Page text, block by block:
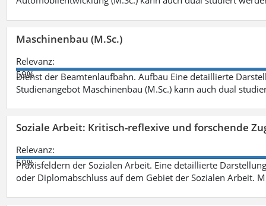
Maschinenbau (M.Sc.)
Relevanz:
59%
Dienst der Beamtenlaufbahn. Aufbau Eine detaillierte
Studienangebot Maschinenbau (M.Sc.) kann auch dual
Soziale Arbeit: Kritisch-reflexive und forschende
Relevanz:
59%
Praxisfeldern der Sozialen Arbeit. Eine detaillierte
oder Diplomabschluss auf dem Gebiet der Sozialen Arbeit.